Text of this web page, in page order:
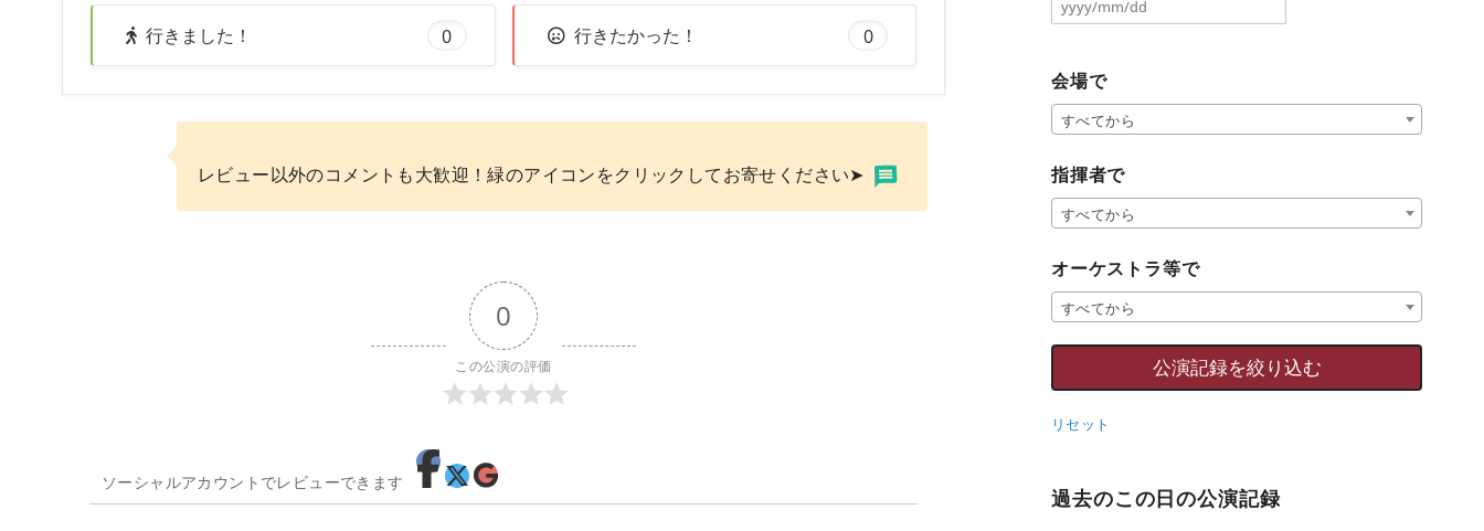
行きました！ 0 行きたかった！ 0
レビュー以外のコメントも大歓迎！緑のアイコンをクリックしてお寄せください➤
0
この公演の評価
ソーシャルアカウントでレビューできます
会場で
すべてから
指揮者で
すべてから
オーケストラ等で
すべてから
リセット
過去のこの日の公演記録